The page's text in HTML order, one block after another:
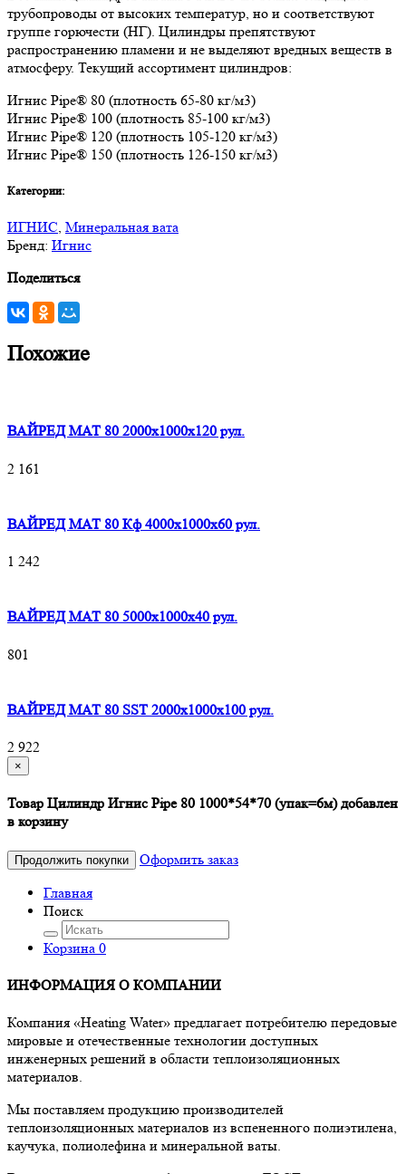
трубопроводы от высоких температур, но и соответствуют
группе горючести (НГ). Цилиндры препятствуют
распространению пламени и не выделяют вредных веществ в
атмосферу. Текущий ассортимент цилиндров:
Игнис Pipe® 80 (плотность 65-80 кг/м3)
Игнис Pipe® 100 (плотность 85-100 кг/м3)
Игнис Pipe® 120 (плотность 105-120 кг/м3)
Игнис Pipe® 150 (плотность 126-150 кг/м3)
Категории:
ИГНИС, Минеральная вата
Бренд: Игнис
Поделиться
Похожие
ВАЙРЕД МАТ 80 2000x1000x120 рул.
2 161
ВАЙРЕД МАТ 80 Кф 4000x1000x60 рул.
1 242
ВАЙРЕД МАТ 80 5000x1000x40 рул.
801
ВАЙРЕД МАТ 80 SST 2000x1000x100 рул.
2 922
×
Товар Цилиндр Игнис Pipe 80 1000*54*70 (упак=6м) добавлен
в корзину
Продолжить покупки
Оформить заказ
Главная
Поиск
Корзина 0
ИНФОРМАЦИЯ О КОМПАНИИ
Компания «Heating Water» предлагает потребителю передовые
мировые и отечественные технологии доступных
инженерных решений в области теплоизоляционных
материалов.
Мы поставляем продукцию производителей
теплоизоляционных материалов из вспененного полиэтилена,
каучука, полиолефина и минеральной ваты.